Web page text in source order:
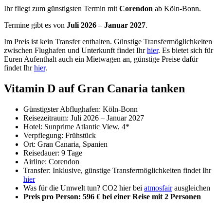
Ihr fliegt zum günstigsten Termin mit Corendon ab Köln-Bonn.
Termine gibt es von Juli 2026 – Januar 2027.
Im Preis ist kein Transfer enthalten. Günstige Transfermöglichkeiten
zwischen Flughafen und Unterkunft findet Ihrhier. Es bietet sich für
Euren Aufenthalt auch ein Mietwagen an, günstige Preise dafür
findet Ihrhier.
Vitamin D auf Gran Canaria tanken
Günstigster Abflughafen: Köln-Bonn
Reisezeitraum: Juli 2026 – Januar 2027
Hotel: Sunprime Atlantic View, 4*
Verpflegung: Frühstück
Ort: Gran Canaria, Spanien
Reisedauer: 9 Tage
Airline: Corendon
Transfer: Inklusive, günstige Transfermöglichkeiten findet Ihr
hier
Was für die Umwelt tun? CO2 hier bei atmosfairausgleichen
Preis pro Person: 596 € bei einer Reise mit 2 Personen